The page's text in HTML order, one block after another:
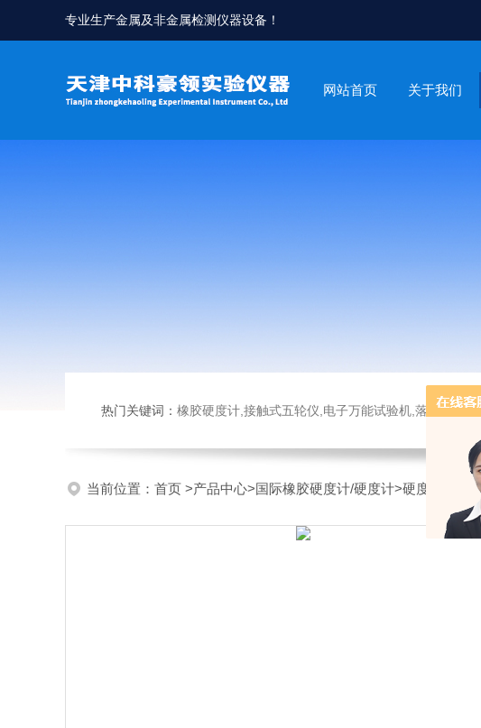
专业生产金属及非金属检测仪器设备！
网站首页 关于我们
热门关键词： 橡胶硬度计,接触式五轮仪,电子万能试验机,落锤冲击试验机,数显弹簧试验机 ,
当前位置： 首页 >产品中心>国际橡胶硬度计/硬度计>硬度计